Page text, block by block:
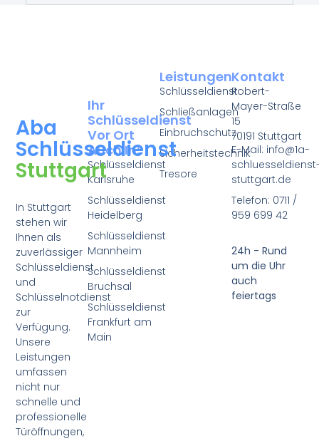
Aba
Schlüsseldienst
Stuttgart
In Stuttgart
stehen wir
Ihnen als
zuverlässiger
Schlüsseldienst
und
Schlüsselnotdienst
zur
Verfügung.
Unsere
Leistungen
umfassen
nicht nur
schnelle und
professionelle
Türöffnungen,
Leistungen
Schlüsseldienst
Schließanlagen
Einbruchschutz
Sicherheitstechnik
Tresore
Ihr
Schlüsseldienst
Vor Ort
Auch In:
Schlüsseldienst
Karlsruhe
Schlüsseldienst
Heidelberg
Schlüsseldienst
Mannheim
Schlüsseldienst
Bruchsal
Schlüsseldienst
Frankfurt am
Main
Kontakt
Robert-
Mayer-Straße
15
70191 Stuttgart
E-Mail: info@1a-
stuttgart.de
Telefon: 0711 /
959 699 42
24h - Rund
um die Uhr
auch
feiertags